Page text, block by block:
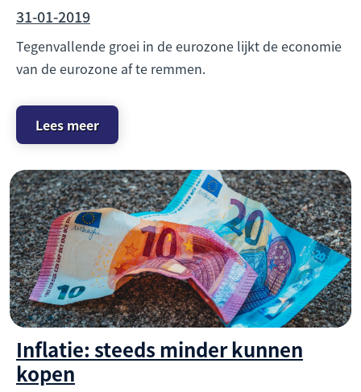
31-01-2019
Tegenvallende groei in de eurozone lijkt de economie
van de eurozone af te remmen.
Lees meer
Inflatie: steeds minder kunnen
kopen